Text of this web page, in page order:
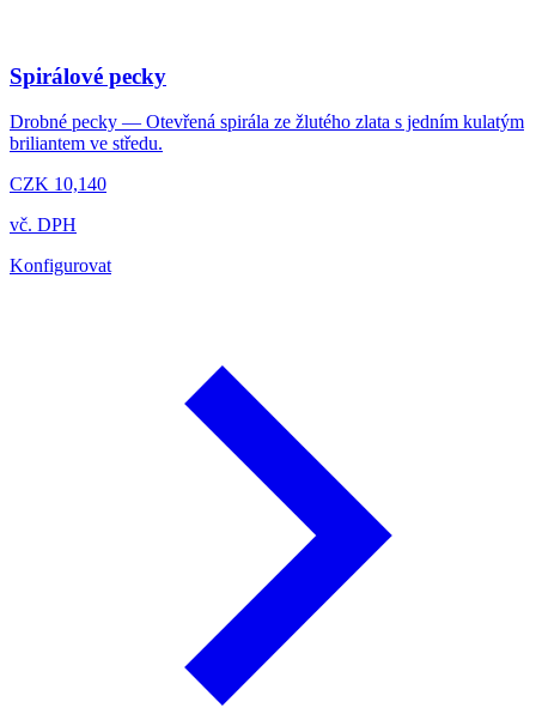
Spirálové pecky
Drobné pecky — Otevřená spirála ze žlutého zlata s jedním kulatým
briliantem ve středu.
CZK 10,140
vč. DPH
Konfigurovat